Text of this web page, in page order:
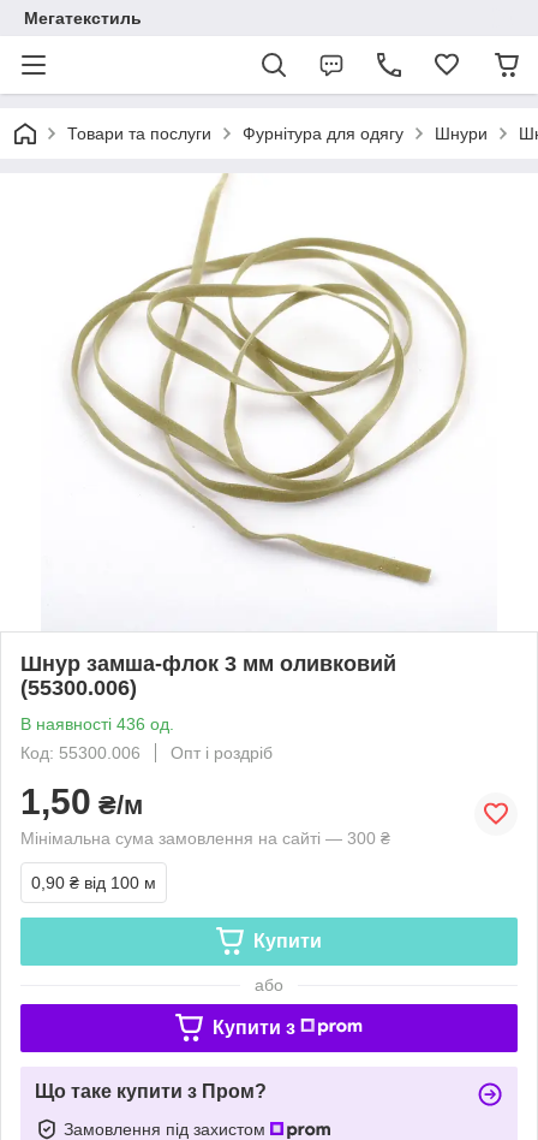
Мегатекстиль
Товари та послуги Фурнітура для одягу Шнури
Шнур замша-флок 3 мм оливковий
(55300.006)
В наявності 436 од.
Код: 55300.006
Опт і роздріб
1,50 ₴/м
Мінімальна сума замовлення на сайті — 300 ₴
0,90 ₴ від 100 м
Купити
або
Купити з
Що таке купити з Пром?
Замовлення під захистом